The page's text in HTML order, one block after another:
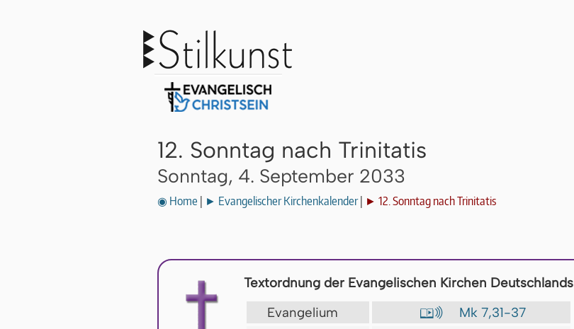
12. Sonntag nach Trinitatis
Sonntag, 4. September 2033
◉ Home ► Evangelischer Kirchenkalender| ► 12. Sonntag nach Trinitatis
Textordnung der Evangelischen Kirchen Deutschlands
Evangelium

Mk 7,31-37